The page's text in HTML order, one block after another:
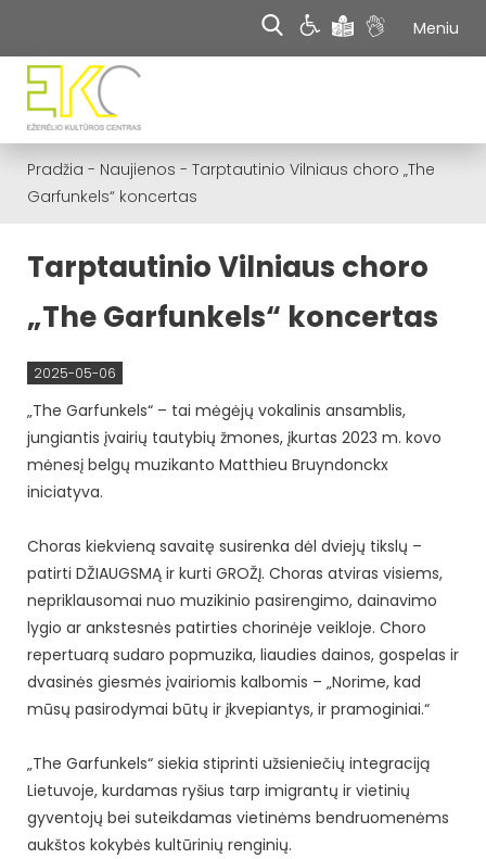
Meniu
Pradžia - Naujienos - Tarptautinio Vilniaus choro „The
Garfunkels“ koncertas
Tarptautinio Vilniaus choro
„The Garfunkels“ koncertas
2025-05-06
„The Garfunkels“ – tai mėgėjų vokalinis ansamblis,
jungiantis įvairių tautybių žmones, įkurtas 2023 m. kovo
mėnesį belgų muzikanto Matthieu Bruyndonckx
iniciatyva.
Choras kiekvieną savaitę susirenka dėl dviejų tikslų –
patirti DŽIAUGSMĄ ir kurti GROŽĮ. Choras atviras visiems,
nepriklausomai nuo muzikinio pasirengimo, dainavimo
lygio ar ankstesnės patirties chorinėje veikloje. Choro
repertuarą sudaro popmuzika, liaudies dainos, gospelas ir
dvasinės giesmės įvairiomis kalbomis – „Norime, kad
mūsų pasirodymai būtų ir įkvepiantys, ir pramoginiai.“
„The Garfunkels“ siekia stiprinti užsieniečių integraciją
Lietuvoje, kurdamas ryšius tarp imigrantų ir vietinių
gyventojų bei suteikdamas vietinėms bendruomenėms
aukštos kokybės kultūrinių renginių.